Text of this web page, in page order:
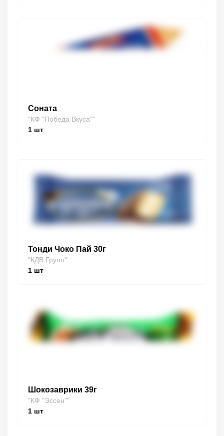
Соната
"КФ "Победа Вкуса""
1 шт
Тонди Чоко Пай 30г
"КДВ Групп"
1 шт
Шокозаврики 39г
"КФ "Эссен""
1 шт